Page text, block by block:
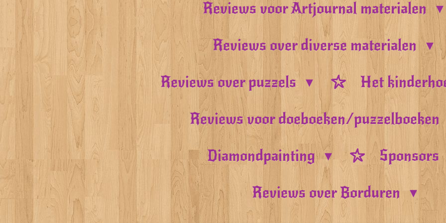
Reviews voor Artjournal materialen
Reviews over diverse materialen
Reviews over puzzels Het
Reviews voor doeboeken/puzzelboeken
Diamondpainting Sponsors
Reviews over Borduren